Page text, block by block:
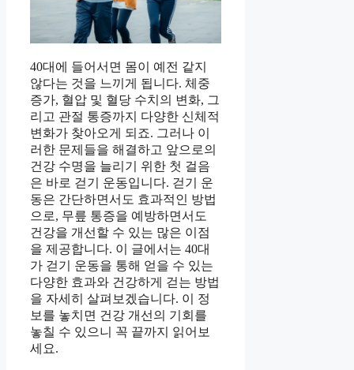
40대에 들어서면 몸이 예전 같지
않다는 것을 느끼게 됩니다. 체중
증가, 혈압 및 혈당 수치의 변화, 그
리고 관절 통증까지 다양한 신체적
변화가 찾아오게 되죠. 그러나 이
러한 문제들을 해결하고 앞으로의
건강 수명을 늘리기 위한 첫 걸음
은 바로 걷기 운동입니다. 걷기 운
동은 간단하면서도 효과적인 방법
으로, 무릎 통증을 예방하면서도
건강을 개선할 수 있는 많은 이점
을 제공합니다. 이 글에서는 40대
가 걷기 운동을 통해 얻을 수 있는
다양한 효과와 건강하게 걷는 방법
을 자세히 살펴보겠습니다. 이 정
보를 놓치면 건강 개선의 기회를
놓칠 수 있으니 꼭 끝까지 읽어보
세요.